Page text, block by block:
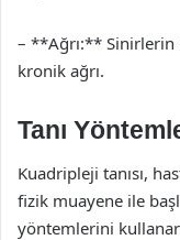
– **Ağrı:** Sinirlerin
kronik ağrı.
Tanı
Kuadripleji tanısı,
fizik muayene ile
yöntemlerini